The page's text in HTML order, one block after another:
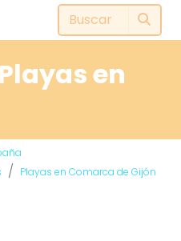
en
Playas en Comarca de Gijón